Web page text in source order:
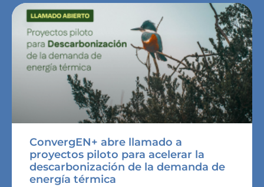
ConvergEN+ abre llamado a
proyectos piloto para acelerar la
descarbonización de la demanda de
energía térmica